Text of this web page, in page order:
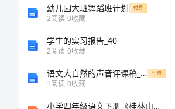
幼儿园大班舞蹈班计划 付费
2阅读 0收藏
学生的实习报告_40
2阅读 0收藏
语文大自然的声音评课稿_97 付费
1阅读 0收藏
小学四年级语文下册《桂林山水》课件